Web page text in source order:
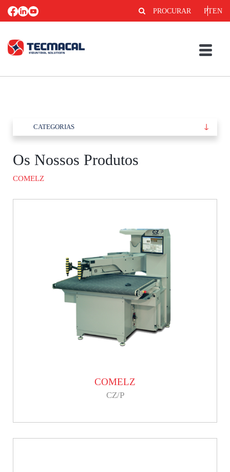
EN
PT
PROCURAR
CATEGORIAS
Os Nossos Produtos
COMELZ
COMELZ
CZ/P